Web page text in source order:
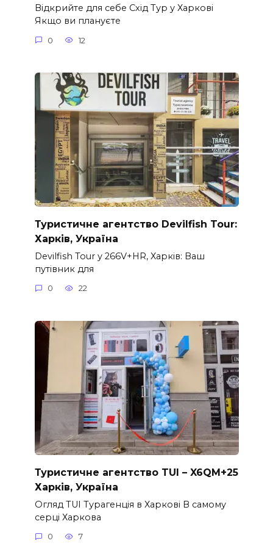
Відкрийте для себе Схід Тур у Харкові
Якщо ви плануєте
0 12
Туристичне агентство Devilfish Tour:
Харків, Україна
Devilfish Tour у 266V+HR, Харків: Ваш
путівник для
0 22
Туристичне агентство TUI – X6QM+25
Харків, Україна
Огляд TUI Турагенція в Харкові В самому
серці Харкова
0 7